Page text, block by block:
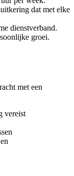
dat met elke
dienstverband.
groei.
met een
vereist